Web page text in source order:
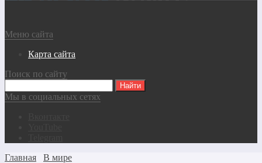
Меню сайта
Карта сайта
Поиск по сайту
Мы в социальных сетях
Главная
В мире